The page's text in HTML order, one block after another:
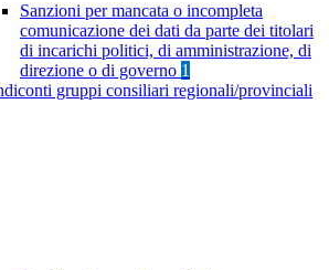
Sanzioni per mancata o incompleta
comunicazione dei dati da parte dei titolari
di incarichi politici, di amministrazione, di
direzione o di governo 1
gruppi consiliari regionali/provinciali